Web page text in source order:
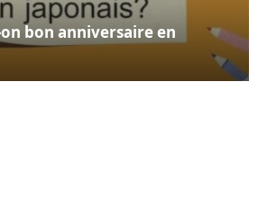
bon anniversaire en